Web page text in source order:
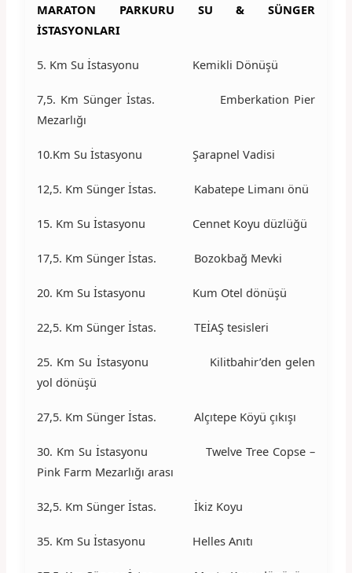
MARATON PARKURU SU & SÜNGER
İSTASYONLARI
5. Km Su İstasyonu Kemikli Dönüşü
7,5. Km Sünger İstas. Emberkation Pier
Mezarlığı
10.Km Su İstasyonu Şarapnel Vadisi
12,5. Km Sünger İstas. Kabatepe Limanı önü
15. Km Su İstasyonu Cennet Koyu düzlüğü
17,5. Km Sünger İstas. Bozokbağ Mevki
20. Km Su İstasyonu Kum Otel dönüşü
22,5. Km Sünger İstas. TEİAŞ tesisleri
25. Km Su İstasyonu Kilitbahir’den gelen
yol dönüşü
27,5. Km Sünger İstas. Alçıtepe Köyü çıkışı
30. Km Su İstasyonu Twelve Tree Copse –
Pink Farm Mezarlığı arası
32,5. Km Sünger İstas. İkiz Koyu
35. Km Su İstasyonu Helles Anıtı